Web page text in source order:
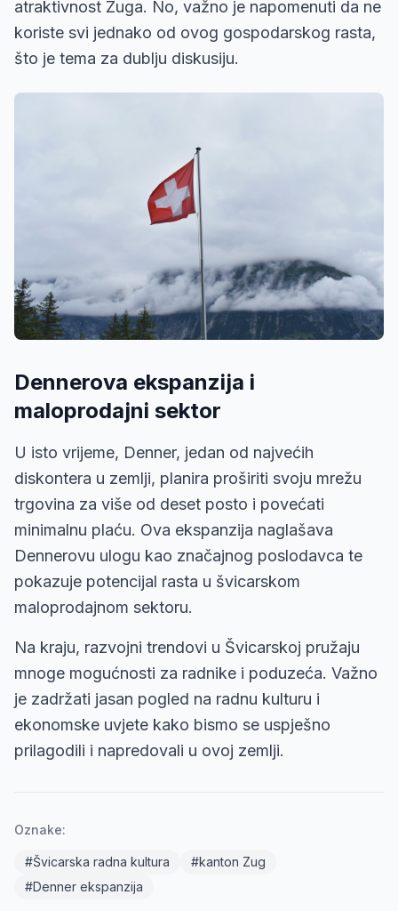
atraktivnost Zuga. No, važno je napomenuti da ne
koriste svi jednako od ovog gospodarskog rasta,
što je tema za dublju diskusiju.
Dennerova ekspanzija i
maloprodajni sektor
U isto vrijeme, Denner, jedan od najvećih
diskontera u zemlji, planira proširiti svoju mrežu
trgovina za više od deset posto i povećati
minimalnu plaću. Ova ekspanzija naglašava
Dennerovu ulogu kao značajnog poslodavca te
pokazuje potencijal rasta u švicarskom
maloprodajnom sektoru.
Na kraju, razvojni trendovi u Švicarskoj pružaju
mnoge mogućnosti za radnike i poduzeća. Važno
je zadržati jasan pogled na radnu kulturu i
ekonomske uvjete kako bismo se uspješno
prilagodili i napredovali u ovoj zemlji.
Oznake:
#Švicarska radna kultura #kanton Zug
#Denner ekspanzija